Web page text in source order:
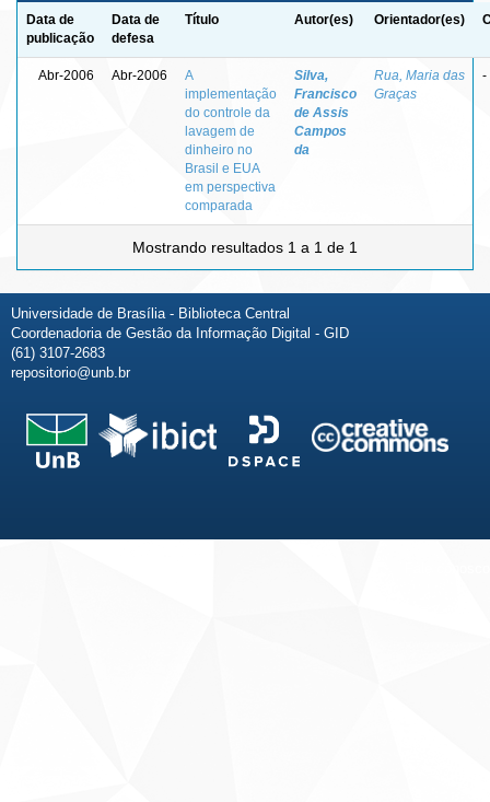
Data de
publicação
Data de
defesa
Título Autor(es) Orientador(es)
Abr-2006 Abr-2006
A
implementação
do controle da
lavagem de
dinheiro no
Brasil e EUA
em perspectiva
comparada
Silva,
Francisco
de Assis
Campos
da
Rua, Maria das
Graças
-
Mostrando resultados 1 a 1 de 1
Universidade de Brasília - Biblioteca Central
Coordenadoria de Gestão da Informação Digital - GID
(61) 3107-2683
repositorio@unb.br